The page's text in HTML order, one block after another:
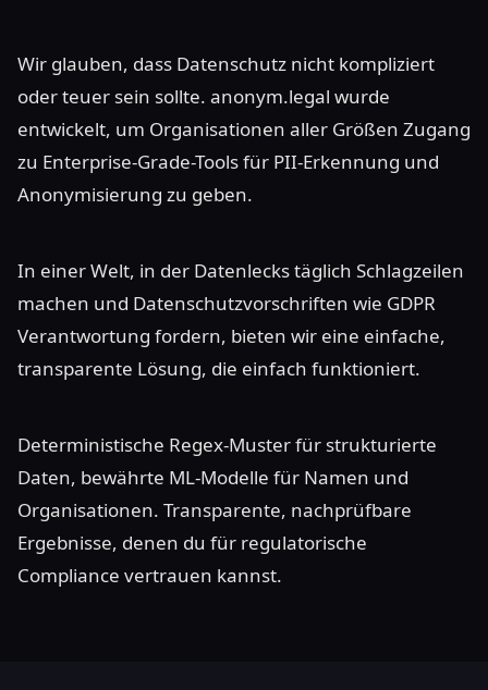
Wir glauben, dass Datenschutz nicht kompliziert
oder teuer sein sollte. anonym.legal wurde
entwickelt, um Organisationen aller Größen Zugang
zu Enterprise-Grade-Tools für PII-Erkennung und
Anonymisierung zu geben.
In einer Welt, in der Datenlecks täglich Schlagzeilen
machen und Datenschutzvorschriften wie GDPR
Verantwortung fordern, bieten wir eine einfache,
transparente Lösung, die einfach funktioniert.
Deterministische Regex-Muster für strukturierte
Daten, bewährte ML-Modelle für Namen und
Organisationen. Transparente, nachprüfbare
Ergebnisse, denen du für regulatorische
Compliance vertrauen kannst.